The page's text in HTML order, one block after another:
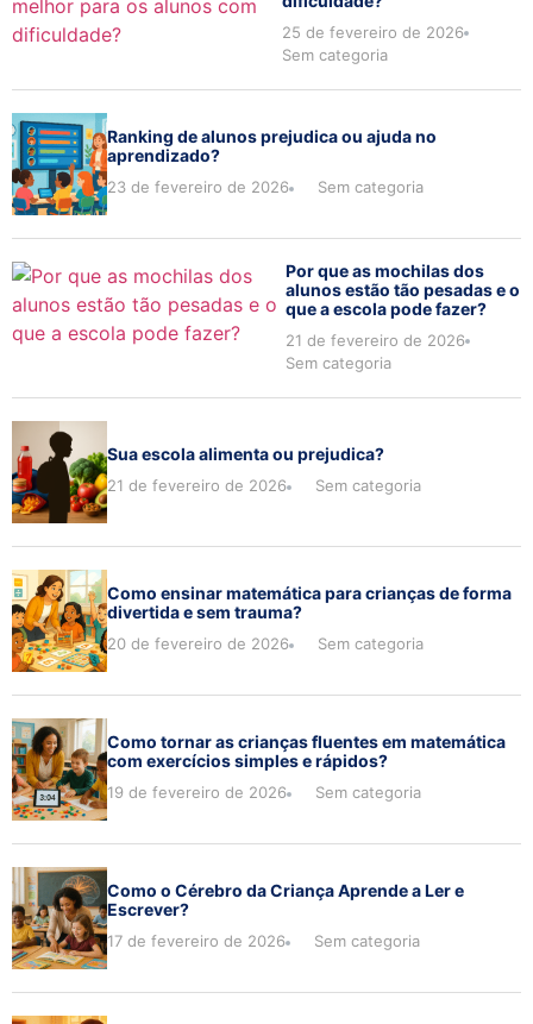
25 de fevereiro de 2026
Sem categoria
Ranking de alunos prejudica ou ajuda no
aprendizado?
23 de fevereiro de 2026 Sem categoria
Por que as mochilas dos
alunos estão tão pesadas e o
que a escola pode fazer?
21 de fevereiro de 2026
Sem categoria
Sua escola alimenta ou prejudica?
21 de fevereiro de 2026 Sem categoria
Como ensinar matemática para crianças de forma
divertida e sem trauma?
20 de fevereiro de 2026 Sem categoria
Como tornar as crianças fluentes em matemática
com exercícios simples e rápidos?
19 de fevereiro de 2026 Sem categoria
Como o Cérebro da Criança Aprende a Ler e
Escrever?
17 de fevereiro de 2026 Sem categoria